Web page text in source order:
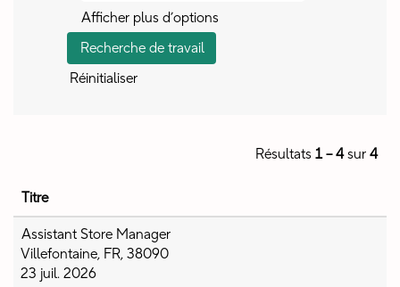
Afficher plus d’options
Réinitialiser
Résultats 1 – 4sur 4
Titre
Assistant Store Manager
Villefontaine, FR, 38090
23 juil. 2026